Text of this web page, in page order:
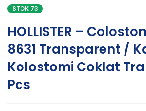
STOK 73
HOLLISTER –
8631 Transparent /
Kolostomi Coklat
Pcs